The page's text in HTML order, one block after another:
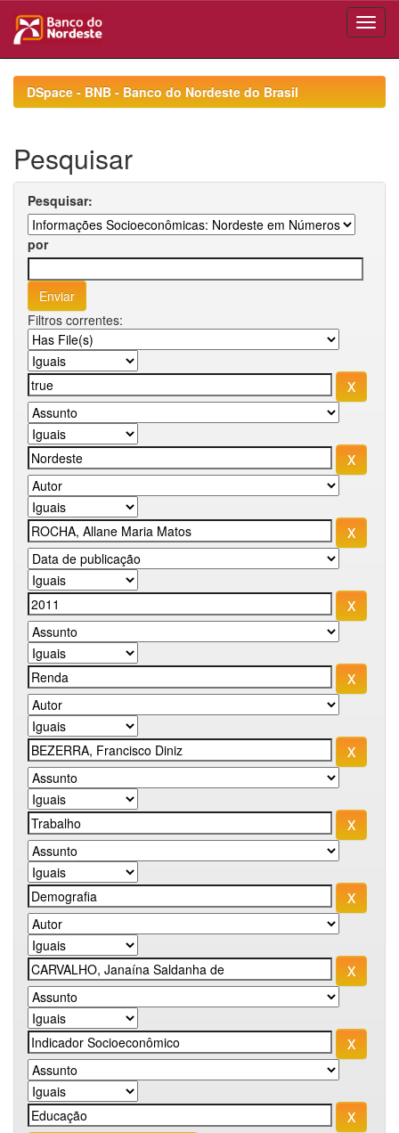
navigationDSpace - BNB - Banco do Nordeste do Brasil
Pesquisar
Pesquisar:
por
Filtros correntes: